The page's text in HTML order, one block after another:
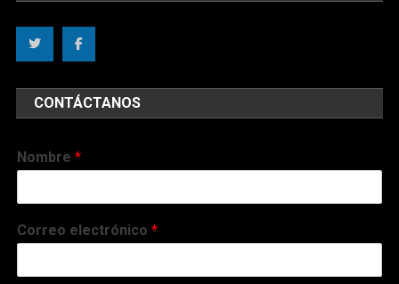
CONTÁCTANOS
Nombre*
Correo electrónico*